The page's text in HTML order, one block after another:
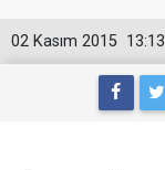
13:13
02 Kasım 2015